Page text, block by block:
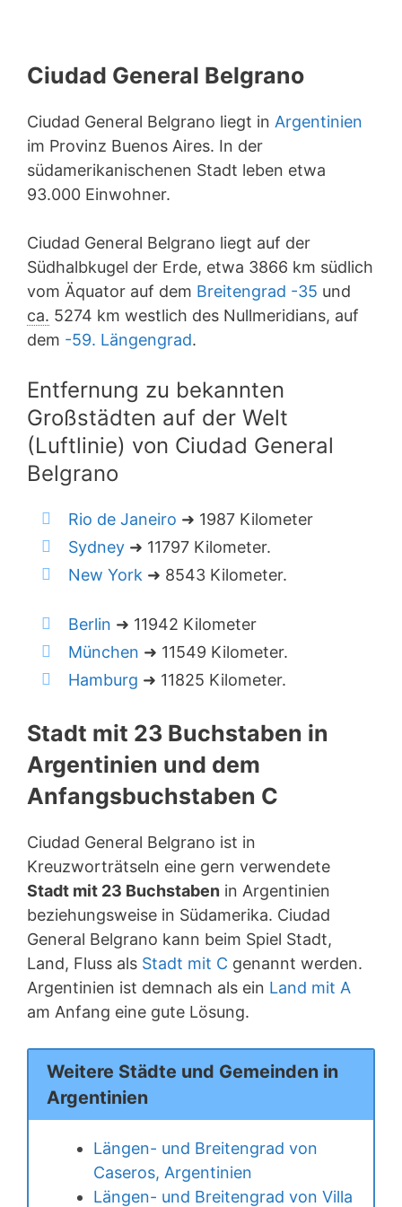
Ciudad General Belgrano
Ciudad General Belgrano liegt in Argentinien
im Provinz Buenos Aires. In der
südamerikanischenen Stadt leben etwa
93.000 Einwohner.
Ciudad General Belgrano liegt auf der
Südhalbkugel der Erde, etwa 3866 km südlich
vom Äquator auf dem Breitengrad -35 und
ca. 5274 km westlich des Nullmeridians, auf
dem -59. Längengrad.
Entfernung zu bekannten
Großstädten auf der Welt
(Luftlinie) von Ciudad General
Belgrano
Rio de Janeiro ➜ 1987 Kilometer
Sydney ➜ 11797 Kilometer.
New York ➜ 8543 Kilometer.
Berlin ➜ 11942 Kilometer
München ➜ 11549 Kilometer.
Hamburg ➜ 11825 Kilometer.
Stadt mit 23 Buchstaben in
Argentinien und dem
Anfangsbuchstaben C
Ciudad General Belgrano ist in
Kreuzworträtseln eine gern verwendete
Stadt mit 23 Buchstaben in Argentinien
beziehungsweise in Südamerika. Ciudad
General Belgrano kann beim Spiel Stadt,
Land, Fluss als Stadt mit C genannt werden.
Argentinien ist demnach als ein Land mit A
am Anfang eine gute Lösung.
Weitere Städte und Gemeinden in
Argentinien
Längen- und Breitengrad von
Caseros, Argentinien
Längen- und Breitengrad von Villa